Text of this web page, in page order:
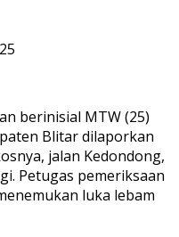
berinisial MTW (25)
Blitar dilaporkan
jalan Kedondong,
Petugas pemeriksaan
luka lebam